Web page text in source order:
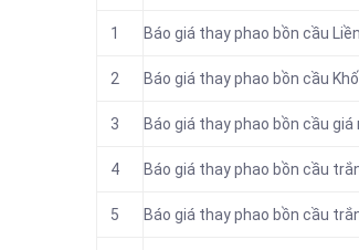
1 Báo giá thay phao bồn cầu
2 Báo giá thay phao bồn cầu
3 Báo giá thay phao bồn cầu
4 Báo giá thay phao bồn cầu
5 Báo giá thay phao bồn cầu